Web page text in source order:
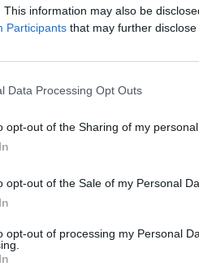
This information may also be
Participants that may further
Data Processing Opt Outs
opt-out of the Sharing of my personal
opt-out of the Sale of my Personal
opt-out of processing my Personal